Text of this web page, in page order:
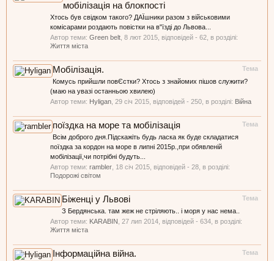
мобілізація на блокпості
Хтось був свідком такого? ДАЇшники разом з військовими
комісарами роздають повістки на в"їзді до Львова...
Автор теми: Green belt 8 лют 2015 , відповідей - 62, в розділі:
Життя міста
Тема
Мобілізація.
Комусь прийшли повЄстки? Хтось з знайомих пішов служити?
(маю на увазі останньою хвилею)
Автор теми: Hyligan 29 січ 2015 , відповідей - 250, в розділі: Війна
Тема
поїздка на море та мобілізація
Всім доброго дня.Підскажіть будь ласка як буде складатися
поїздка за кордон на море в липні 2015р.,при обявленій
мобілізації,чи потрібні будуть...
Автор теми: rambler 18 січ 2015 , відповідей - 28, в розділі:
Подорожі світом
Тема
Біженці у Львові
З Бердянська. там жеж не стріляють.. і моря у нас нема..
Автор теми: KARABIN 27 лип 2014 , відповідей - 634, в розділі:
Життя міста
Тема
Інформаційна війна.